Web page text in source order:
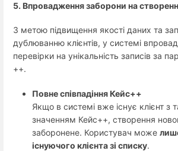
5. Впровадження заборони на
З метою підвищення якості даних та
дублюванню клієнтів, у системі
перевірки на унікальність записів за
++.
Повне співпадіння Кейс++
Якщо в системі вже існує клієнт з
значенням Кейс++, створення
заборонене. Користувач може
існуючого клієнта зі списку.